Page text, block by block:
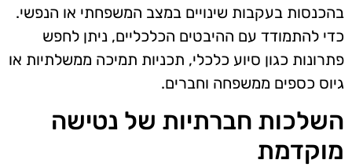
בהכנסות בעקבות שינויים במצב המשפחתי או הנפשי.
כדי להתמודד עם ההיבטים הכלכליים, ניתן לחפש
פתרונות כגון סיוע כלכלי, תכניות תמיכה ממשלתיות או
גיוס כספים ממשפחה וחברים.
השלכות חברתיות של נטישה
מוקדמת